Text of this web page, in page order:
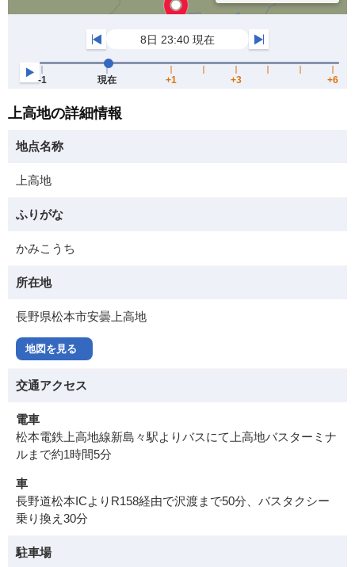
上高地の詳細情報
地点名称
上高地
ふりがな
かみこうち
所在地
長野県松本市安曇上高地
地図を見る
交通アクセス
電車
松本電鉄上高地線新島々駅よりバスにて上高地バスターミナ
ルまで約1時間5分
車
長野道松本ICよりR158経由で沢渡まで50分、バスタクシー
乗り換え30分
駐車場